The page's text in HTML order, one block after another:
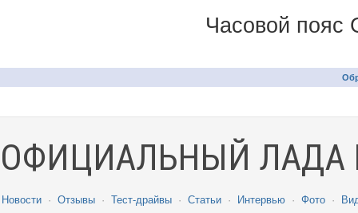
Часовой пояс
ОФИЦИАЛЬНЫЙ ЛАДА
Новости · Отзывы · Тест-драйвы · Статьи · Интервью · Фото ·